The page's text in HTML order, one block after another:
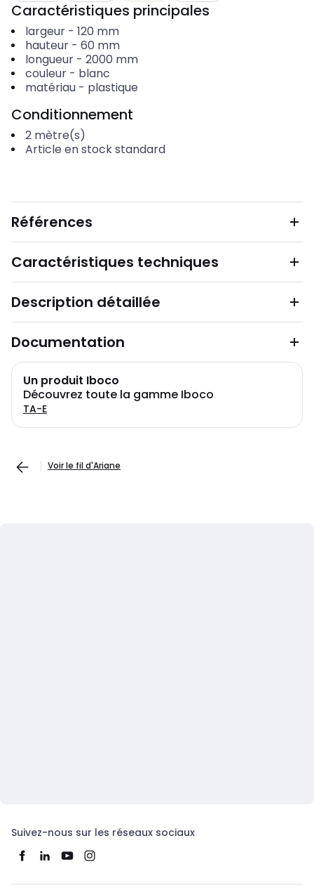
Caractéristiques principales
largeur- 120 mm
hauteur- 60 mm
longueur- 2000 mm
couleur- blanc
matériau- plastique
Conditionnement
2 mètre(s)
Article en stock standard
Références
Caractéristiques techniques
Description détaillée
Documentation
Un produit Iboco
Découvrez toute la gamme Iboco
TA-E
Voir le fil d'Ariane
Suivez-nous sur les réseaux sociaux